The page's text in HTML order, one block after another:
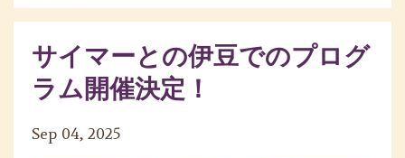
サイマーとの伊豆でのプログ
ラム開催決定！
Sep 04, 2025